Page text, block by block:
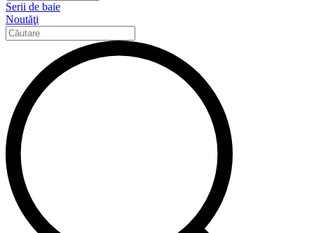
Serii de baie
Noutăţi